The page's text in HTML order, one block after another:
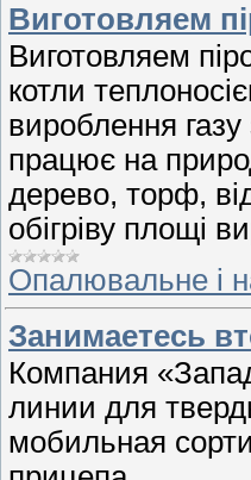
Виготовляем
Виготовляем
котли
вироблення
працює на
дерево, торф,
обігріву площі
Опалювальне і
Занимаетесь
Компания
линии для
мобильная